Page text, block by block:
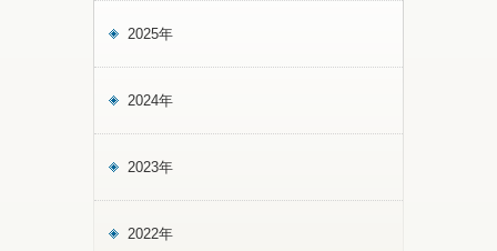
2025年
2024年
2023年
2022年